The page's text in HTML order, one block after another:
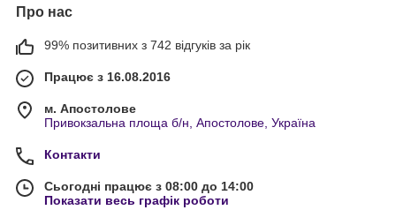
Про нас
99% позитивних з 742 відгуків за рік
Працює з 16.08.2016
м. Апостолове
Привокзальна площа б/н, Апостолове, Україна
Контакти
Сьогодні працює з 08:00 до 14:00
Показати весь графік роботи